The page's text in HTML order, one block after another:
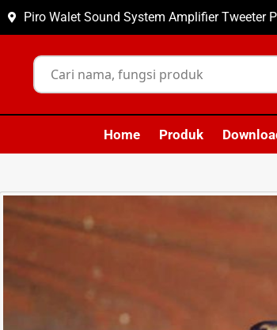
Piro Walet Sound System Amplifier Tweeter
Home Produk